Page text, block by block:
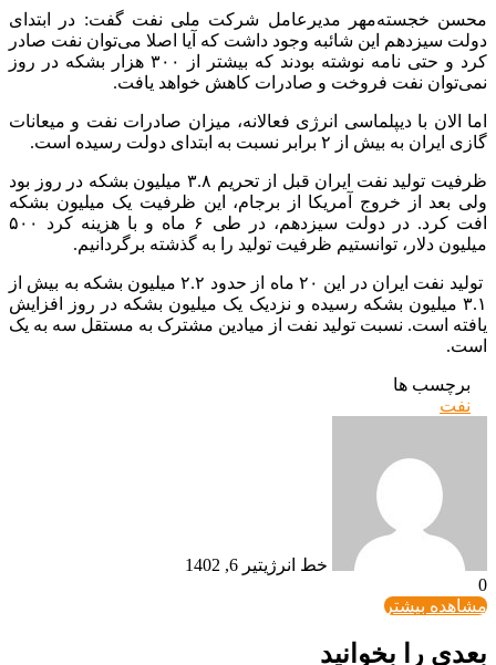
محسن خجسته‌مهر مدیرعامل شرکت ملی نفت گفت: در ابتدای
دولت سیزدهم این شائبه وجود داشت که آیا اصلا می‌توان نفت صادر
کرد و حتی نامه نوشته بودند که بیشتر از ۳۰۰ هزار بشکه در روز
نمی‌توان نفت فروخت و صادرات کاهش خواهد یافت.
اما الان با دیپلماسی انرژی فعالانه، میزان صادرات نفت و میعانات
گازی ایران به بیش از ۲ برابر نسبت به ابتدای دولت رسیده است.
ظرفیت تولید نفت ایران قبل از تحریم ۳.۸ میلیون بشکه در روز بود
ولی بعد از خروج آمریکا از برجام، این ظرفیت یک میلیون بشکه
افت کرد. در دولت سیزدهم، در طی ۶ ماه و با هزینه ‌کرد ۵۰۰
میلیون دلار، توانستیم ظرفیت تولید را به گذشته برگردانیم.
تولید نفت ایران در این ۲۰ ماه از حدود ۲.۲ میلیون بشکه به بیش از
۳.۱ میلیون بشکه رسیده و نزدیک یک میلیون بشکه در روز افزایش
یافته است. نسبت تولید نفت از میادین مشترک به مستقل سه به یک
است.
برچسب ها
نفت
خط انرژیتیر 6, 1402
0
مشاهده بیشتر
بعدی را بخوانید